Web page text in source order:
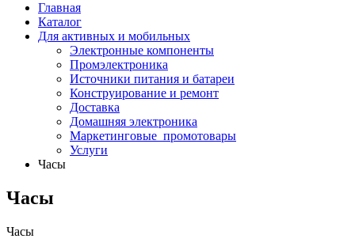
Главная
Каталог
Для активных и мобильных
Электронные компоненты
Промэлектроника
Источники питания и батареи
Конструирование и ремонт
Доставка
Домашняя электроника
Маркетинговые_промотовары
Услуги
Часы
Часы
Часы